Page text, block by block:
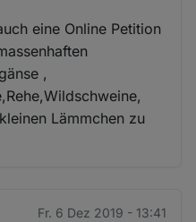
eine Online Petition
,
Lämmchen zu
Fr. 6 Dez 2019 - 13:41